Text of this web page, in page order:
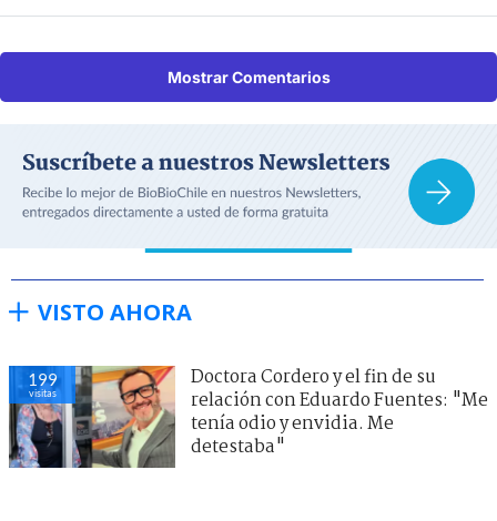
Mostrar Comentarios
VISTO AHORA
199
visitas
Doctora Cordero y el fin de su
relación con Eduardo Fuentes: "Me
tenía odio y envidia. Me
detestaba"